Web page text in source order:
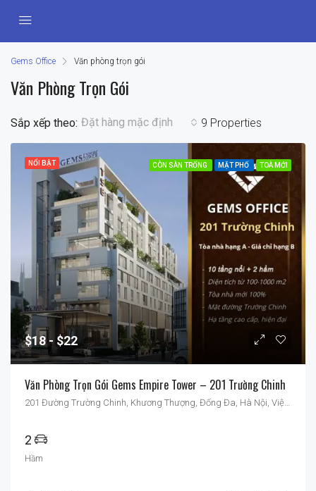
Gems Office Văn phòng trọn gói
Văn Phòng Trọn Gói
9 Properties
Sắp xếp theo: Đặt hàng mặc định
NỔI BẬT CÒN SÀN TRỐNG MẶT PHỐ TOÀ MỚI
$18 $22
Văn Phòng Trọn Gói Gems Empire Tower – 201 Trường Chinh
2
Hầm